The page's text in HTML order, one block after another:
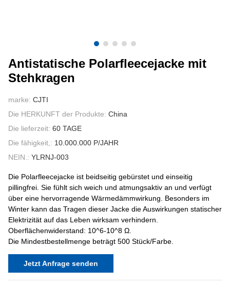
Antistatische Polarfleecejacke mit
Stehkragen
marke: CJTI
Die HERKUNFT der Produkte: China
Die lieferzeit: 60 TAGE
Die fähigkeit,: 10.000.000 P/JAHR
NEIN.: YLRNJ-003
Die Polarfleecejacke ist beidseitig gebürstet und einseitig
pillingfrei. Sie fühlt sich weich und atmungsaktiv an und verfügt
über eine hervorragende Wärmedämmwirkung. Besonders im
Winter kann das Tragen dieser Jacke die Auswirkungen statischer
Elektrizität auf das Leben wirksam verhindern.
Oberflächenwiderstand: 10^6-10^8 Ω.
Die Mindestbestellmenge beträgt 500 Stück/Farbe.
Jetzt Anfrage senden